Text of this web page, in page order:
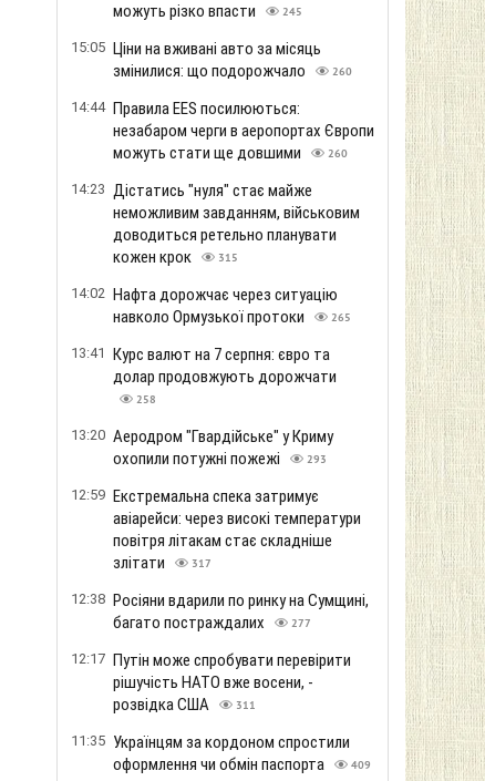
можуть різко впасти
245
15:05 Ціни на вживані авто за місяць
змінилися: що подорожчало
260
14:44 Правила EES посилюються:
незабаром черги в аеропортах Європи
можуть стати ще довшими
260
14:23 Дістатись "нуля" стає майже
неможливим завданням, військовим
доводиться ретельно планувати
кожен крок
315
14:02 Нафта дорожчає через ситуацію
навколо Ормузької протоки
265
13:41 Курс валют на 7 серпня: євро та
долар продовжують дорожчати
258
13:20 Аеродром "Гвардійське" у Криму
охопили потужні пожежі
293
12:59 Екстремальна спека затримує
авіарейси: через високі температури
повітря літакам стає складніше
злітати
317
12:38 Росіяни вдарили по ринку на Сумщині,
багато постраждалих
277
12:17 Путін може спробувати перевірити
рішучість НАТО вже восени, -
розвідка США
311
11:35 Українцям за кордоном спростили
оформлення чи обмін паспорта
409